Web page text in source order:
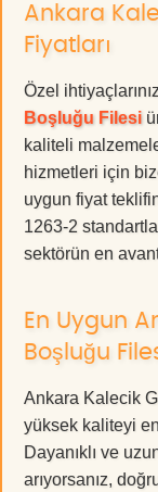
Ankara
Fiyatları
Özel
Boşluğu Filesi
kaliteli
hizmetleri için
uygun fiyat
1263-2
sektörün en
En Uygun
Boşluğu
Ankara Kalecik
yüksek kaliteyi
Dayanıklı ve
arıyorsanız,